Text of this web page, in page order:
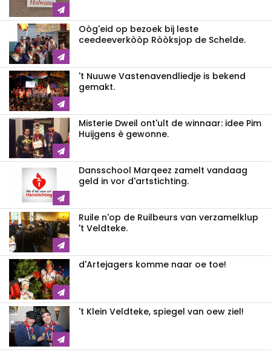
Oòg'eid op bezoek bij leste
ceedeeverkòòp Ròòksjop de Schelde.
't Nuuwe Vastenavendliedje is bekend
gemakt.
Misterie Dweil ont'ult de winnaar: idee Pim
Huijgens è gewonne.
Dansschool Marqeez zamelt vandaag
geld in vor d'artstichting.
Ruile n'op de Ruilbeurs van verzamelklup
't Veldteke.
d'Artejagers komme naar oe toe!
't Klein Veldteke, spiegel van oew ziel!